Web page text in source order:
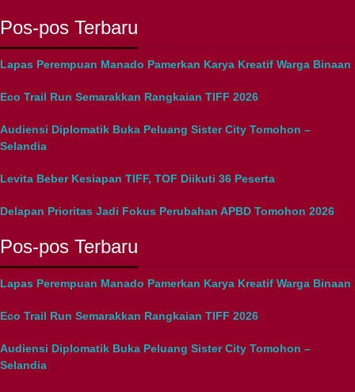
Pos-pos Terbaru
Lapas Perempuan Manado Pamerkan Karya Kreatif Warga Binaan
Eco Trail Run Semarakkan Rangkaian TIFF 2026
Audiensi Diplomatik Buka Peluang Sister City Tomohon –
Selandia
Levita Beber Kesiapan TIFF, TOF Diikuti 36 Peserta
Delapan Prioritas Jadi Fokus Perubahan APBD Tomohon 2026
Pos-pos Terbaru
Lapas Perempuan Manado Pamerkan Karya Kreatif Warga Binaan
Eco Trail Run Semarakkan Rangkaian TIFF 2026
Audiensi Diplomatik Buka Peluang Sister City Tomohon –
Selandia